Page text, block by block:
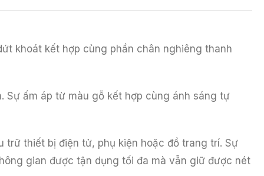
khoát kết hợp cùng phần chân nghiêng thanh
Sự ấm áp từ màu gỗ kết hợp cùng ánh sáng tự
thiết bị điện tử, phụ kiện hoặc đồ trang trí. Sự
gian được tận dụng tối đa mà vẫn giữ được nét